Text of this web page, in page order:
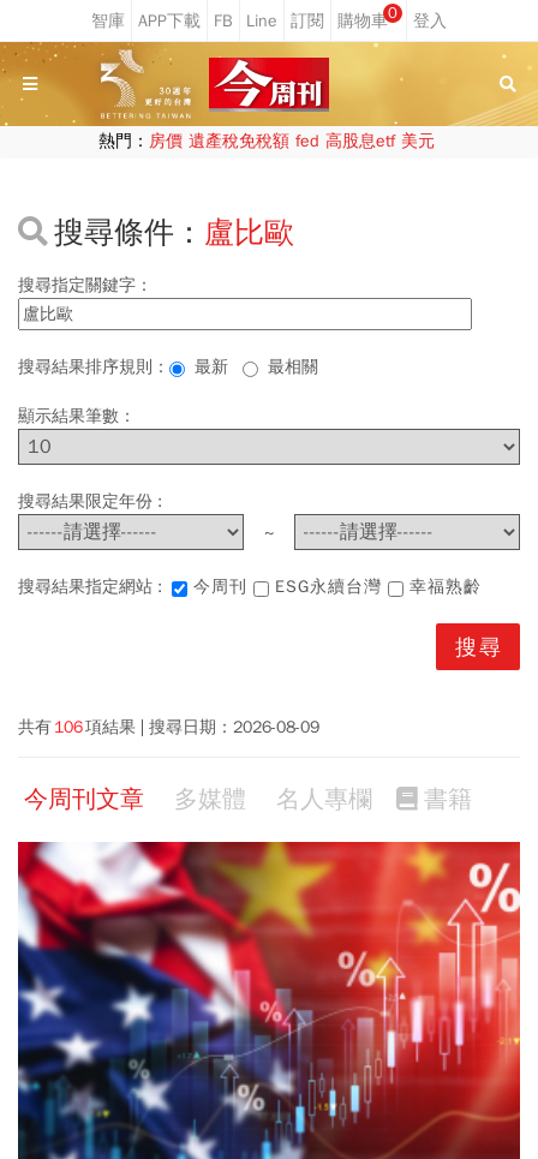
0
熱門： 房價 遺產稅免稅額 fed 高股息etf 美元
搜尋條件： 盧比歐
搜尋指定關鍵字：
搜尋結果排序規則： 最新 最相關
顯示結果筆數：
搜尋結果限定年份 :
~
搜尋結果指定網站 : 今周刊 ESG永續台灣 幸福熟齡
共有106項結果 搜尋日期： 2026-08-09
今周刊文章 多媒體 名人專欄 書籍